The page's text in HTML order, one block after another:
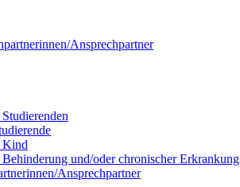
Ansprechpartner
Kind
und/oder chronischer Erkrankung
Ansprechpartner